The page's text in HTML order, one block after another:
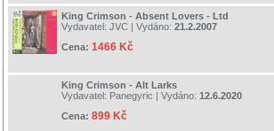
King Crimson - Absent Lovers - Ltd
Vydavatel: JVC | Vydáno: 21.2.2007
Cena: 1466 Kč
King Crimson - Alt Larks
Vydavatel: Panegyric | Vydáno: 12.6.2020
Cena: 899 Kč